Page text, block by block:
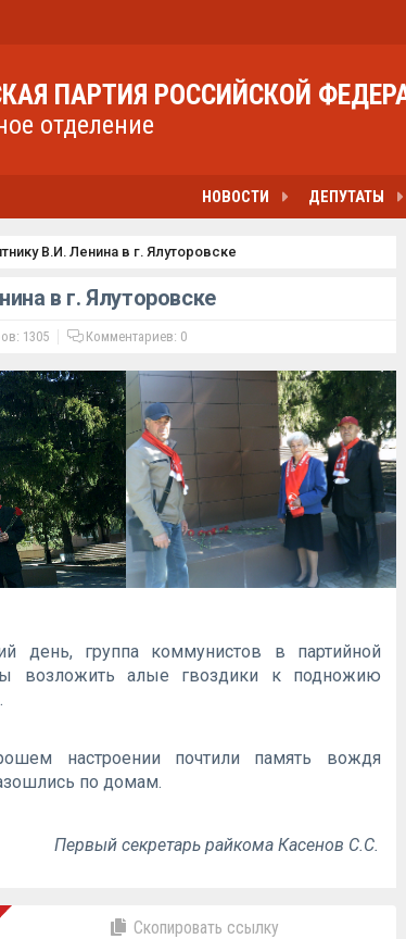
ПАРТИЯ РОССИЙСКОЙ
отделение
НОВОСТИ ДЕПУТАТЫ
В.И. Ленина в г. Ялуторовске
в г. Ялуторовске
1305 Комментариев: 0
день, группа коммунистов в партийной
возложить алые гвоздики к подножию
настроении почтили память вождя
по домам.
Первый секретарь райкома Касенов С.С.
Скопировать ссылку